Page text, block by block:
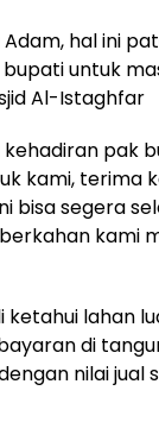
hal ini
untuk
Al-Istaghfar
kehadiran pak
kami, terima
bisa segera
kami
ketahui lahan
di
nilai jual